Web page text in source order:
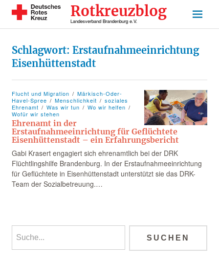
Rotkreuzblog
Landesverband Brandenburg e.V.
Schlagwort: Erstaufnahmeeinrichtung
Eisenhüttenstadt
Flucht und Migration
Märkisch-Oder-
Havel-Spree
Menschlichkeit
soziales
Ehrenamt
Was wir tun
Wo wir helfen
Wofür wir stehen
Ehrenamt in der
Erstaufnahmeeinrichtung für Geflüchtete
Eisenhüttenstadt – ein Erfahrungsbericht
Gabi Krasert engagiert sich ehrenamtlich bei der DRK
Flüchtlingshilfe Brandenburg. In der Erstaufnahmeeinrichtung
für Geflüchtete in Eisenhüttenstadt unterstützt sie das DRK-
Team der Sozialbetreuung.…